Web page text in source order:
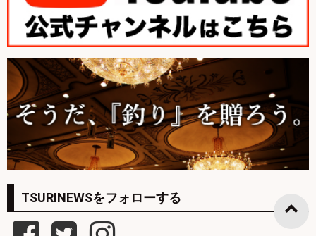
TSURINEWSをフォローする